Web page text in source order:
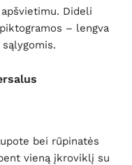
Dideli
– lengva
bei rūpinatės
vieną įkroviklį su